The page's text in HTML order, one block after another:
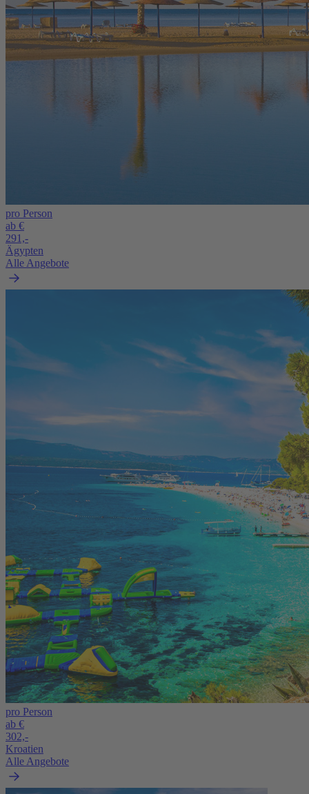
pro Person
ab €
291,-
Ägypten
Alle Angebote
pro Person
ab €
302,-
Kroatien
Alle Angebote